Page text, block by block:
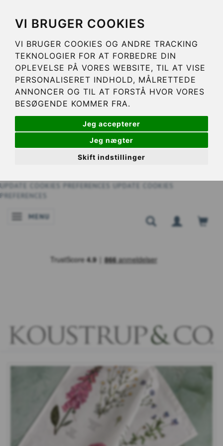
VI BRUGER COOKIES
VI BRUGER COOKIES OG ANDRE TRACKING
TEKNOLOGIER FOR AT FORBEDRE DIN
OPLEVELSE PÅ VORES WEBSITE, TIL AT VISE
PERSONALISERET INDHOLD, MÅLRETTEDE
ANNONCER OG TIL AT FORSTÅ HVOR VORES
BESØGENDE KOMMER FRA.
Jeg accepterer
Jeg nægter
Skift indstillinger
UPDATE COOKIES PREFERENCES
UPDATE COOKIES
PREFERENCES
SKIFTE NAVIGATION
MENU